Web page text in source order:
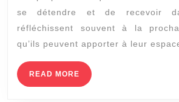
se détendre et de recevoir
réfléchissent souvent à la
qu’ils peuvent apporter à leur
READ MORE READ
MORE